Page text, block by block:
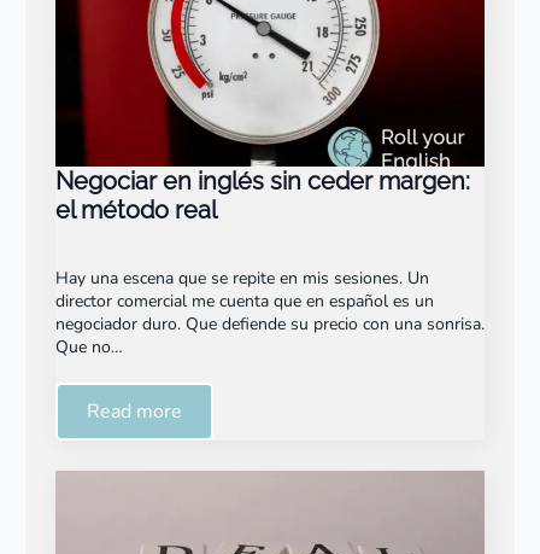
Negociar en inglés sin ceder margen:
el método real
Hay una escena que se repite en mis sesiones. Un
director comercial me cuenta que en español es un
negociador duro. Que defiende su precio con una sonrisa.
Que no…
Read more